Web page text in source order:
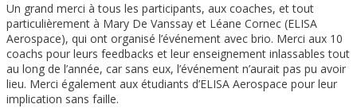
Un grand merci à tous les participants, aux coaches, et tout
particulièrement à Mary De Vanssay et Léane Cornec (ELISA
Aerospace), qui ont organisé l’événement avec brio. Merci aux 10
coachs pour leurs feedbacks et leur enseignement inlassables tout
au long de l’année, car sans eux, l’événement n’aurait pas pu avoir
lieu. Merci également aux étudiants d’ELISA Aerospace pour leur
implication sans faille.